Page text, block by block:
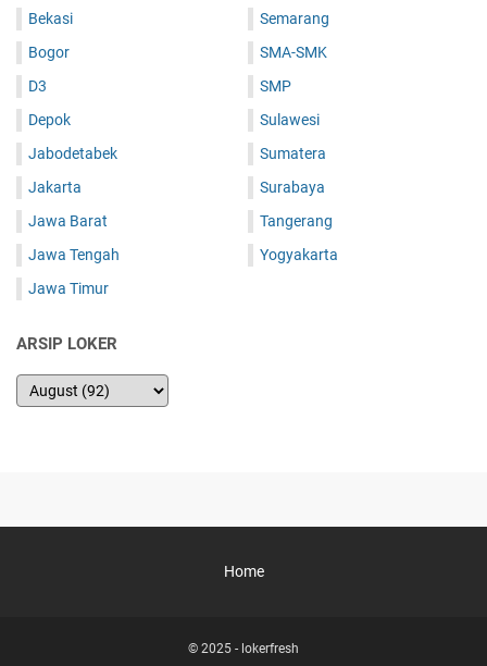
Bekasi
Bogor
D3
Depok
Jabodetabek
Jakarta
Jawa Barat
Jawa Tengah
Jawa Timur
Semarang
SMA-SMK
SMP
Sulawesi
Sumatera
Surabaya
Tangerang
Yogyakarta
ARSIP LOKER
Home
© 2025 - lokerfresh